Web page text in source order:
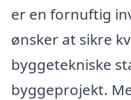
er en fornuftig
ønsker at sikre
byggetekniske
byggeprojekt.